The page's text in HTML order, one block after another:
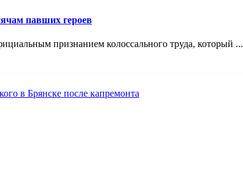
павших героев
признанием колоссального труда, который ...